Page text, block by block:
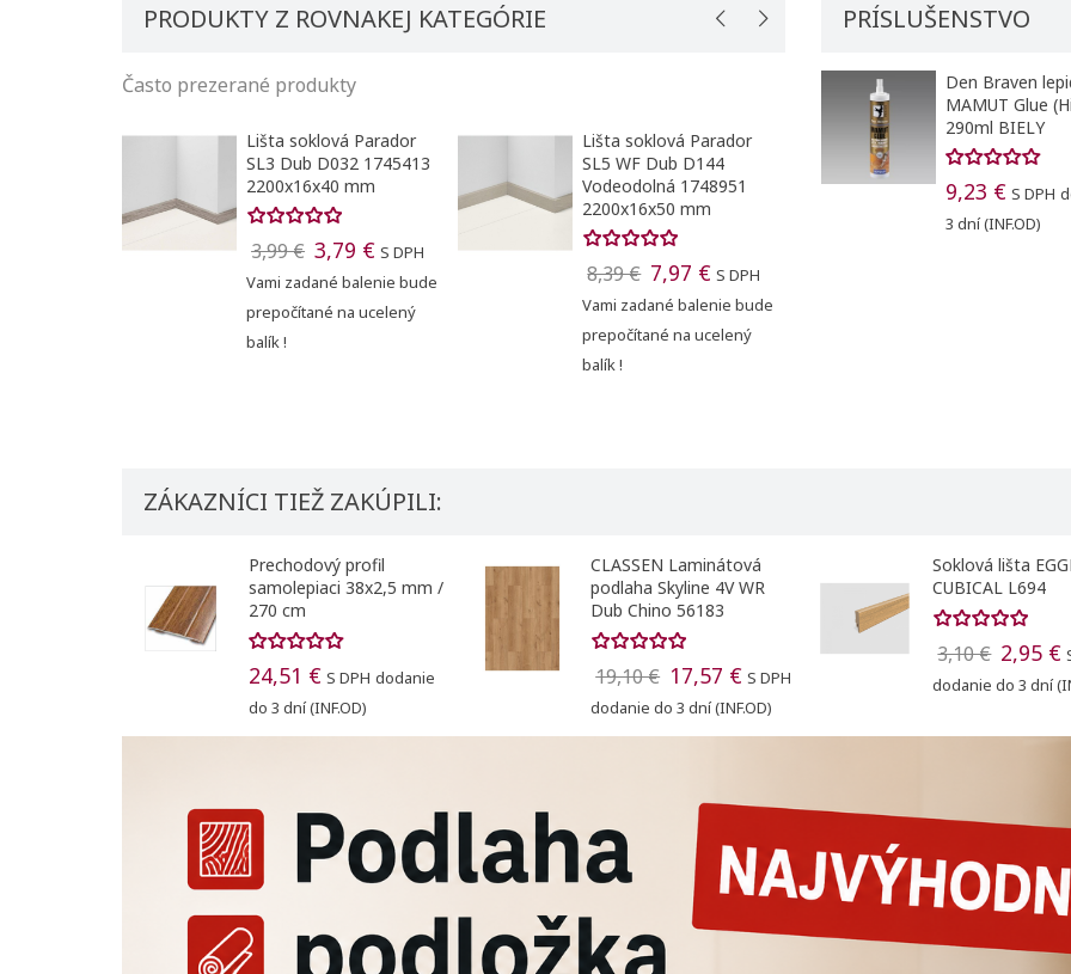
PRODUKTY Z ROVNAKEJ KATEGÓRIE
Často prezerané produkty
Lišta soklová Parador
SL3 Dub D032 1745413
2200x16x40 mm
3,99 € 3,79 € S DPH
Vami zadané balenie bude
prepočítané na ucelený
balík !
Lišta soklová Parador
SL5 WF Dub D144
Vodeodolná 1748951
2200x16x50 mm
8,39 € 7,97 € S DPH
Vami zadané balenie bude
prepočítané na ucelený
balík !
Roh vonkajší Arbiton
MACK 136 Dub
0,99 € 0,94 €
PRÍSLUŠENSTVO
Den Braven
MAMUT Glue
290ml BIELY
9,23 € S DPH
3 dní (INF.OD)
ZÁKAZNÍCI TIEŽ ZAKÚPILI:
Prechodový profil
samolepiaci 38x2,5 mm /
270 cm
24,51 € S DPH dodanie
do 3 dní (INF.OD)
CLASSEN Laminátová
podlaha Skyline 4V WR
Dub Chino 56183
19,10 € 17,57 € S DPH
dodanie do 3 dní (INF.OD)
Soklová lišta
CUBICAL L694
3,10 € 2,95 €
dodanie do 3 dní
Pridať do obľúbených
Vytvoriť zoznam želaní
Registrovať sa
Na vytvorenie zoznamu želaných produktov je potrebné prihlásiť sa.